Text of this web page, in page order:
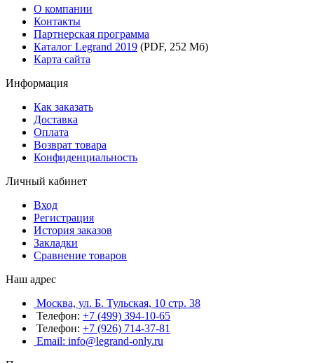
О компании
Контакты
Партнерская программа
Каталог Legrand 2019 (PDF, 252 Мб)
Карта сайта
Информация
Как заказать
Доставка
Оплата
Возврат товара
Конфиденциальность
Личный кабинет
Вход
Регистрация
История заказов
Закладки
Сравнение товаров
Наш адрес
Москва, ул. Б. Тульская, 10 стр. 38
Телефон: +7 (499) 394-10-65
Телефон: +7 (926) 714-37-81
Email: info@legrand-only.ru